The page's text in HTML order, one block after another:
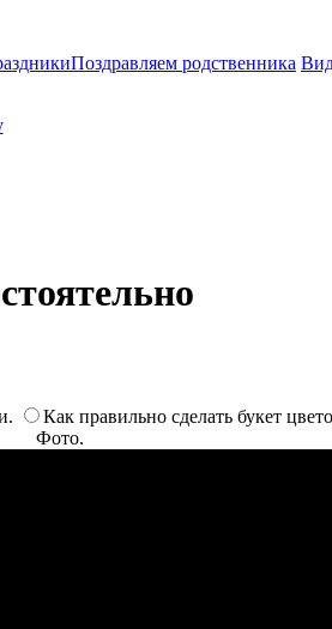
Поздравляем родственника
Как правильно сделать букет
Фото.